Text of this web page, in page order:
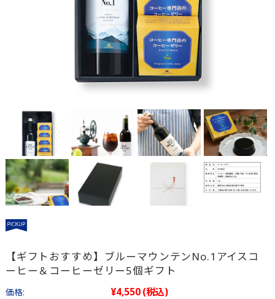
【ギフトおすすめ】ブルーマウンテンNo.1アイスコ
ーヒー＆コーヒーゼリー5個ギフト
価格: ¥4,550(税込)